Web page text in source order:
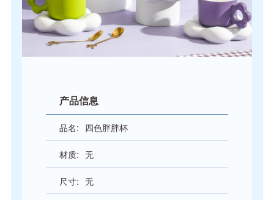
产品信息
品名: 四色胖胖杯
材质: 无
尺寸: 无